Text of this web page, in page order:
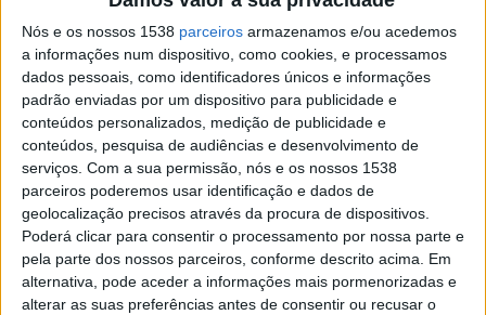
Nós e os nossos 1538 parceiros armazenamos e/ou acedemos
a informações num dispositivo, como cookies, e processamos
dados pessoais, como identificadores únicos e informações
padrão enviadas por um dispositivo para publicidade e
conteúdos personalizados, medição de publicidade e
conteúdos, pesquisa de audiências e desenvolvimento de
serviços. Com a sua permissão, nós e os nossos 1538
parceiros poderemos usar identificação e dados de
geolocalização precisos através da procura de dispositivos.
Poderá clicar para consentir o processamento por nossa parte e
pela parte dos nossos parceiros, conforme descrito acima. Em
alternativa, pode aceder a informações mais pormenorizadas e
alterar as suas preferências antes de consentir ou recusar o
Caldas da Rainha, Leiria
Desculpe, mas não houve resultados para sua busca. Se
quer enviar um anúncio -
clique aqui
Top cidades
Lisboa